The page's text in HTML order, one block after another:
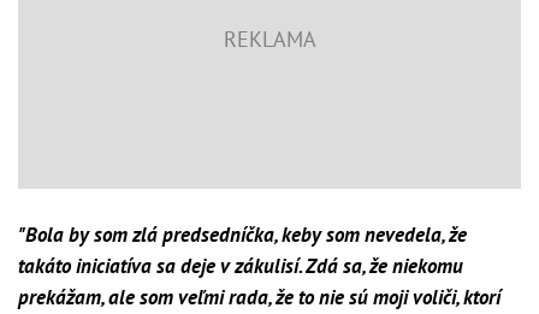
"Bola by som zlá predsedníčka, keby som nevedela, že
takáto iniciatíva sa deje v zákulisí. Zdá sa, že niekomu
prekážam, ale som veľmi rada, že to nie sú moji voliči, ktorí